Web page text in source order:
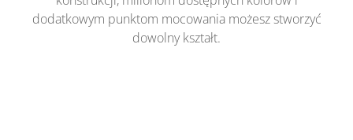
dodatkowym punktom mocowania możesz stworzyć
dowolny kształt.